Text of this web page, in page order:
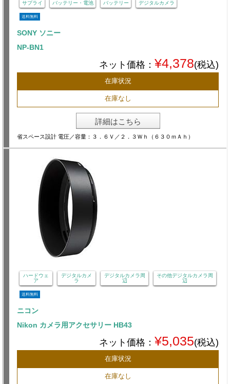
サプライ バッテリー・電池 バッテリー デジタルカメラ
送料無料
SONY ソニー
NP-BN1
ネット価格： ¥4,378(税込)
在庫状況
在庫なし
詳細はこちら
省スペース設計 電圧／容量：３．６Ｖ／２．３Ｗｈ（６３０ｍＡｈ）
ハードウェ
ア
デジタルカメ
ラ
デジタルカメラ周
辺
その他デジタルカメラ周
辺
送料無料
ニコン
Nikon カメラ用アクセサリー HB43
ネット価格： ¥5,035(税込)
在庫状況
在庫なし